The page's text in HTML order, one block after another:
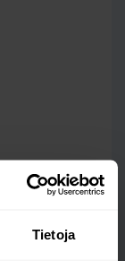
Tietoja